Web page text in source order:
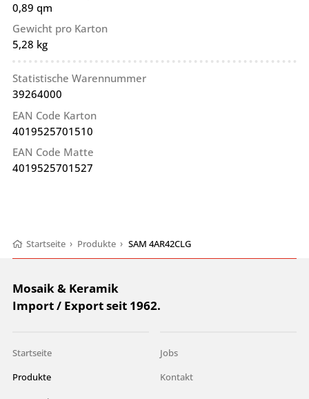
0,89 qm
Gewicht pro Karton
5,28 kg
Statistische Warennummer
39264000
EAN Code Karton
4019525701510
EAN Code Matte
4019525701527
Startseite › Produkte › SAM 4AR42CLG
Mosaik & Keramik
Import / Export seit 1962.
Startseite
Produkte
Jobs
Kontakt